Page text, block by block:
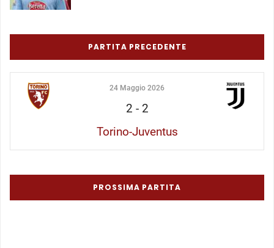
PARTITA PRECEDENTE
24 Maggio 2026
2 - 2
Torino-Juventus
PROSSIMA PARTITA